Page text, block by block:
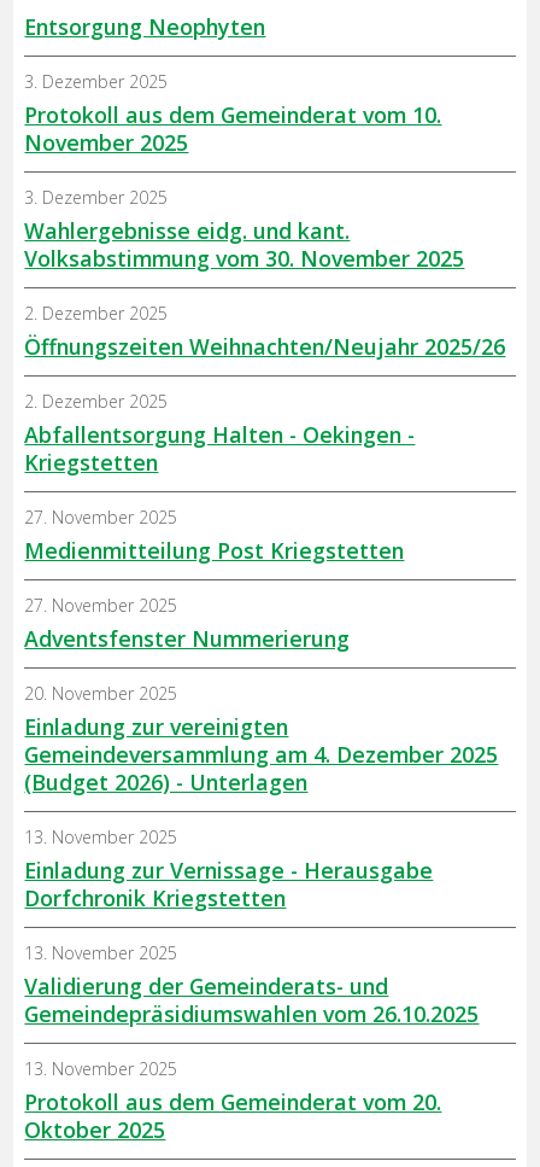
Entsorgung Neophyten
Protokoll aus dem Gemeinderat vom 10.
November 2025
3. Dezember 2025
Wahlergebnisse eidg. und kant.
Volksabstimmung vom 30. November 2025
3. Dezember 2025
Öffnungszeiten Weihnachten/Neujahr 2025/26
2. Dezember 2025
Abfallentsorgung Halten - Oekingen -
Kriegstetten
2. Dezember 2025
Medienmitteilung Post Kriegstetten
27. November 2025
Adventsfenster Nummerierung
27. November 2025
Einladung zur vereinigten
Gemeindeversammlung am 4. Dezember 2025
(Budget 2026) - Unterlagen
20. November 2025
Einladung zur Vernissage - Herausgabe
Dorfchronik Kriegstetten
13. November 2025
Validierung der Gemeinderats- und
Gemeindepräsidiumswahlen vom 26.10.2025
13. November 2025
Protokoll aus dem Gemeinderat vom 20.
Oktober 2025
13. November 2025